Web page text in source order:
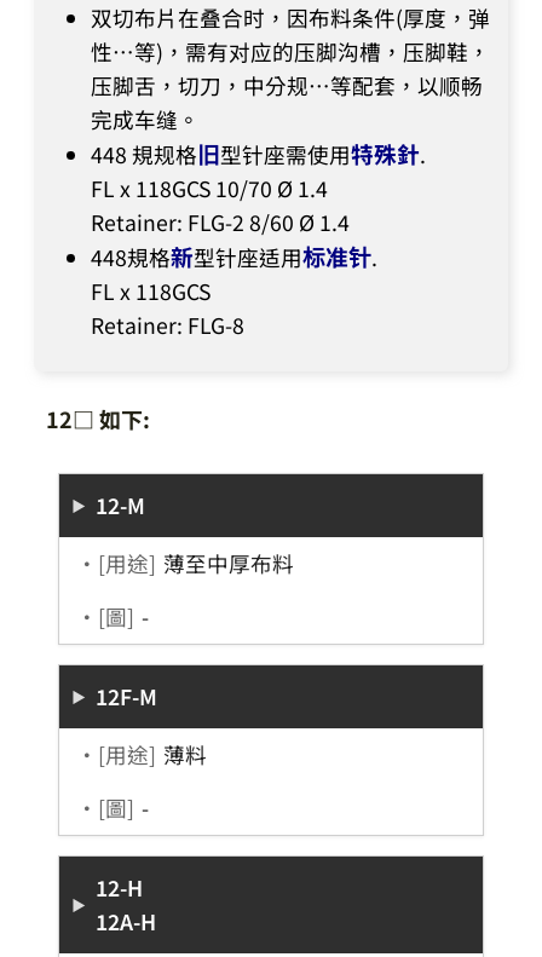
双切布片在叠合时，因布料条件(厚度，弹
性…等)，需有对应的压脚沟槽，压脚鞋，
压脚舌，切刀，中分规…等配套，以顺畅
完成车缝。
448 規规格旧型针座需使用特殊針.
FL x 118GCS 10/70 Ø 1.4
Retainer: FLG-2 8/60 Ø 1.4
448規格新型针座适用标准针.
FL x 118GCS
Retainer: FLG-8
12□ 如下:
12-M
・[用途] 薄至中厚布料
・[圖] -
12F-M
・[用途] 薄料
・[圖] -
12-H
12A-H